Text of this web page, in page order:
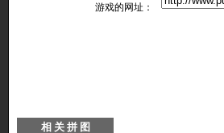
游戏的网址：